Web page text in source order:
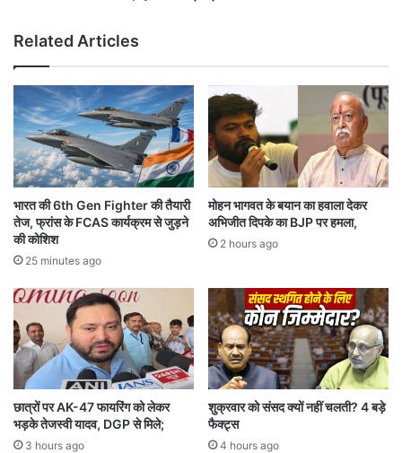
रि
सी
म
न
से
ले
क
र
हि
ला
आ
क्ष
त
क
हो
क
ते
हैं
हो
स
क
ता
है
N
E
E
T
U
G
2
2
का
रि
ज
ल्ट
,
मू
ल्यां
Related Articles
भारत की 6th Gen Fighter की तैयारी
तेज, फ्रांस के FCAS कार्यक्रम से जुड़ने
की कोशिश
25 minutes ago
मोहन भागवत के बयान का हवाला देकर
अभिजीत दिपके का BJP पर हमला,
2 hours ago
छात्रों पर AK-47 फायरिंग को लेकर
भड़के तेजस्वी यादव, DGP से मिले;
3 hours ago
शुक्रवार को संसद क्यों नहीं चलती? 4 बड़े
फैक्ट्स
4 hours ago